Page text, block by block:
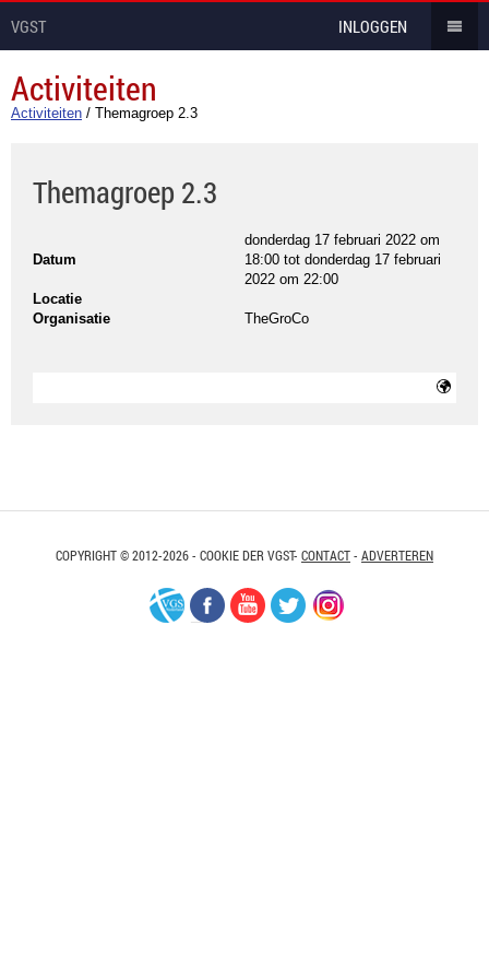
VGST INLOGGEN
Activiteiten
Activiteiten / Themagroep 2.3
Themagroep 2.3
Datum
donderdag 17 februari 2022 om
18:00 tot donderdag 17 februari
2022 om 22:00
Locatie
Organisatie
TheGroCo
COPYRIGHT © 2012-2026 - COOKIE DER VGST- CONTACT- ADVERTEREN